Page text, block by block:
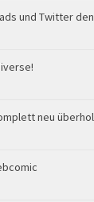
und Twitter
neu